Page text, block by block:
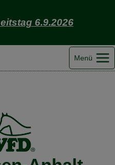
6.9.2026
Menü